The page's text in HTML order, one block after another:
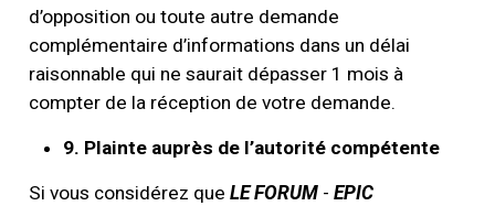
d’opposition ou toute autre demande
complémentaire d’informations dans un délai
raisonnable qui ne saurait dépasser 1 mois à
compter de la réception de votre demande.
9. Plainte auprès de l’autorité compétente
Si vous considérez queLE FORUM -EPIC